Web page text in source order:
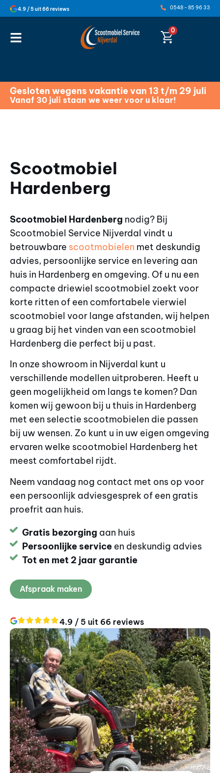
4.9 / 5 uit 66 reviews 0548 - 85 96 33
0
Gesloten wegens vakantie van 13 t/m 29 juli
Vanaf 30 juli staan we weer voor u klaar!
Scootmobiel
Hardenberg
Scootmobiel Hardenberg nodig? Bij
Scootmobiel Service Nijverdal vindt u
betrouwbare scootmobielen met deskundig
advies, persoonlijke service en levering aan
huis in Hardenberg en omgeving. Of u nu een
compacte driewiel scootmobiel zoekt voor
korte ritten of een comfortabele vierwiel
scootmobiel voor lange afstanden, wij helpen
u graag bij het vinden van een scootmobiel
Hardenberg die perfect bij u past.
In onze showroom in Nijverdal kunt u
verschillende modellen uitproberen. Heeft u
geen mogelijkheid om langs te komen? Dan
komen wij gewoon bij u thuis in Hardenberg
met een selectie scootmobielen die passen
bij uw wensen. Zo kunt u in uw eigen omgeving
ervaren welke scootmobiel Hardenberg het
meest comfortabel rijdt.
Neem vandaag nog contact met ons op voor
een persoonlijk adviesgesprek of een gratis
proefrit aan huis.
Gratis bezorging aan huis
Persoonlijke service en deskundig advies
Tot en met 2 jaar garantie
Afspraak maken
4.9 / 5 uit 66 reviews